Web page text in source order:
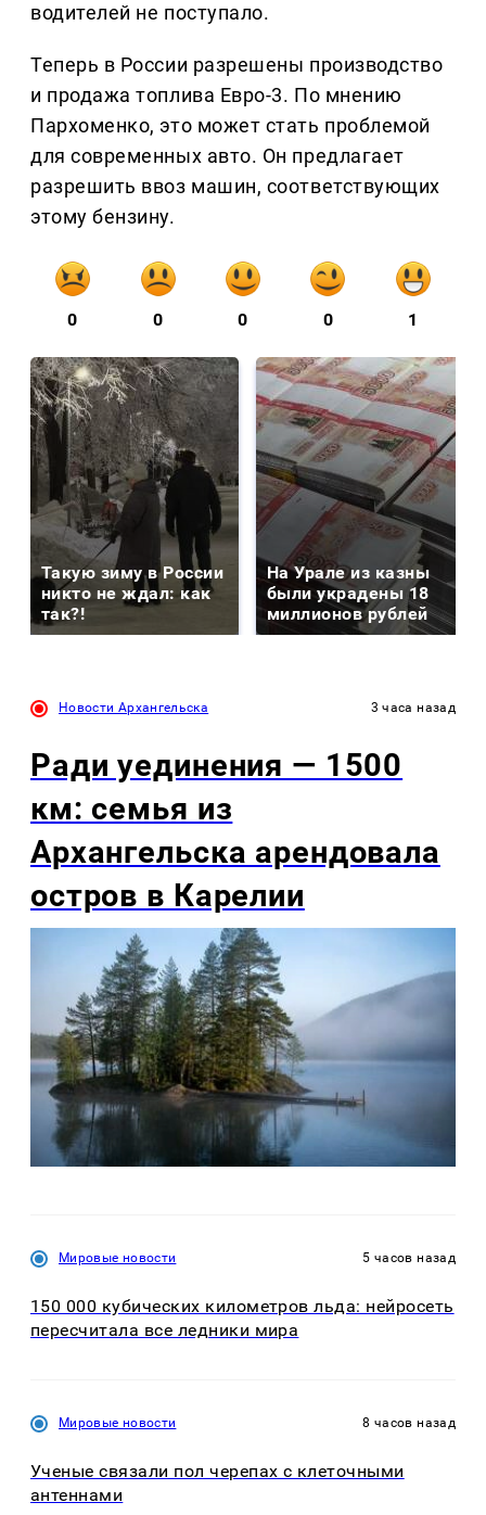
водителей не поступало.
Теперь в России разрешены производство
и продажа топлива Евро-3. По мнению
Пархоменко, это может стать проблемой
для современных авто. Он предлагает
разрешить ввоз машин, соответствующих
этому бензину.
0 0 0 0 1
Такую зиму в России
никто не ждал: как
так?!
На Урале из казны
были украдены 18
миллионов рублей
Новости Архангельска 3 часа назад
Ради уединения — 1500
км: семья из
Архангельска арендовала
остров в Карелии
Мировые новости 5 часов назад
150 000 кубических километров льда: нейросеть
пересчитала все ледники мира
Мировые новости 8 часов назад
Ученые связали пол черепах с клеточными
антеннами